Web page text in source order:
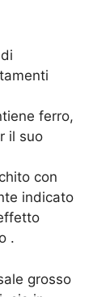
ferro,
il suo
con
indicato
.
grosso